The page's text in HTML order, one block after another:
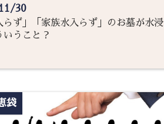
30
らず」「家族水入らず」のお墓が水浸
いうこと？
袋